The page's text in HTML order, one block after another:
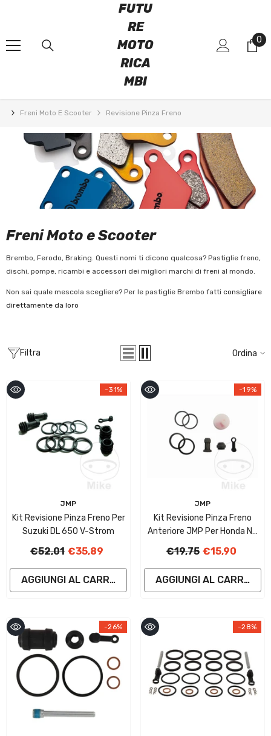
FUTU
RE
MOTO
RICA
MBI
0
0
Freni Moto E Scooter Revisione Pinza Freno
Freni Moto e Scooter
Brembo, Ferodo, Braking. Questi nomi ti dicono qualcosa? Pastiglie freno,
dischi, pompe, ricambi e accessori dei migliori marchi di freni al mondo.
Non sai quale mescola scegliere? Per le pastiglie Brembo fatti consigliare
direttamente da loro
Filtra Ordina
-31%
JMP
Kit Revisione Pinza Freno Per
Suzuki DL 650 V-Strom
€52,01 €35,89
AGGIUNGI AL CARRELLO
-19%
JMP
Kit Revisione Pinza Freno
Anteriore JMP Per Honda NX
€19,75 €15,90
AGGIUNGI AL CARRELLO
-26% -28%